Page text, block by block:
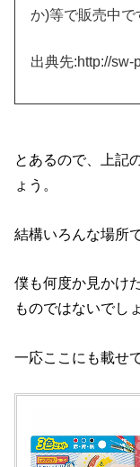
か)等で販売中で
出典先:http://sw-
とあるので、上記
ょう。
結構いろんな場所
僕も何度か見かけ
ものではないでし
一応ここにも載せ